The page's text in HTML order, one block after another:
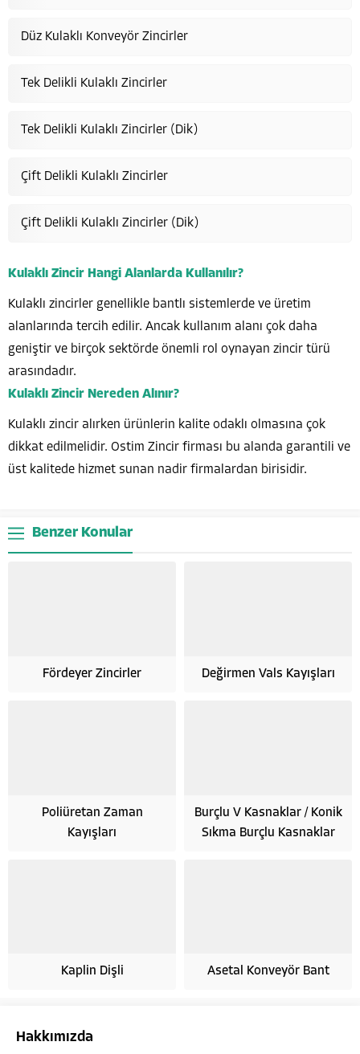
Düz Kulaklı Konveyör Zincirler
Tek Delikli Kulaklı Zincirler
Tek Delikli Kulaklı Zincirler (Dik)
Çift Delikli Kulaklı Zincirler
Çift Delikli Kulaklı Zincirler (Dik)
Kulaklı Zincir Hangi Alanlarda Kullanılır?
Kulaklı zincirler genellikle bantlı sistemlerde ve üretim
alanlarında tercih edilir. Ancak kullanım alanı çok daha
geniştir ve birçok sektörde önemli rol oynayan zincir türü
arasındadır.
Kulaklı Zincir Nereden Alınır?
Kulaklı zincir alırken ürünlerin kalite odaklı olmasına çok
dikkat edilmelidir. Ostim Zincir firması bu alanda garantili ve
üst kalitede hizmet sunan nadir firmalardan birisidir.
Benzer Konular
Fördeyer Zincirler Değirmen Vals Kayışları
Poliüretan Zaman
Kayışları
Burçlu V Kasnaklar / Konik
Sıkma Burçlu Kasnaklar
Kaplin Dişli Asetal Konveyör Bant
Hakkımızda